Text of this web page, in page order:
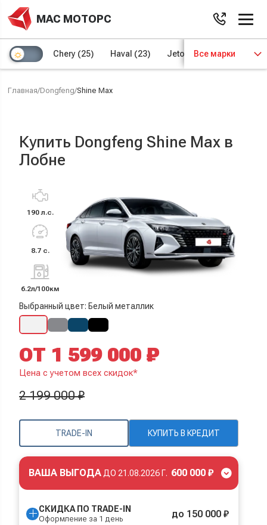
МАС МОТОРС
Chery (25) Haval (23) Jetour (8) Kaiyi (4)
Все марки
Главная/Dongfeng/Shine Max
Купить Dongfeng Shine Max в
Лобне
190 л.с.
8.7 с.
6.2л/100км
Выбранный цвет: Белый металлик
TRADE-IN КУПИТЬ В КРЕДИТ
ОТ 1 599 000 ₽
Цена с учетом всех скидок*
2 199 000 ₽
ВАША ВЫГОДА ДО 21.08.2026 Г. 600 000 ₽
СКИДКА ПО TRADE-IN
Оформление за 1 день до 150 000 ₽